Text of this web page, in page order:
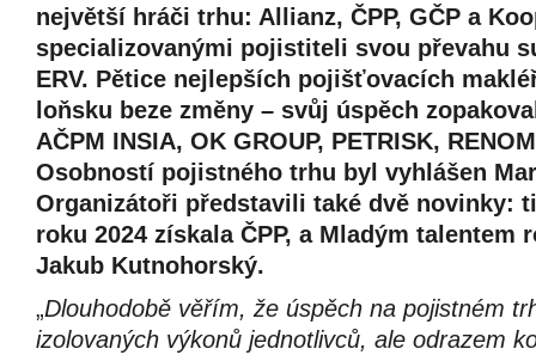
největší hráči trhu: Allianz, ČPP, GČP a
specializovanými pojistiteli svou převahu
ERV. Pětice nejlepších pojišťovacích
loňsku beze změny – svůj úspěch
AČPM INSIA, OK GROUP, PETRISK,
Osobností pojistného trhu byl vyhlášen
Organizátoři představili také dvě novinky:
roku 2024 získala ČPP, a Mladým talentem
Jakub Kutnohorský.
„Dlouhodobě věřím, že úspěch na pojistném
izolovaných výkonů jednotlivců, ale odrazem